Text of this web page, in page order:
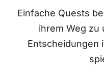
Einfache Quests
ihrem Weg zu
Entscheidungen